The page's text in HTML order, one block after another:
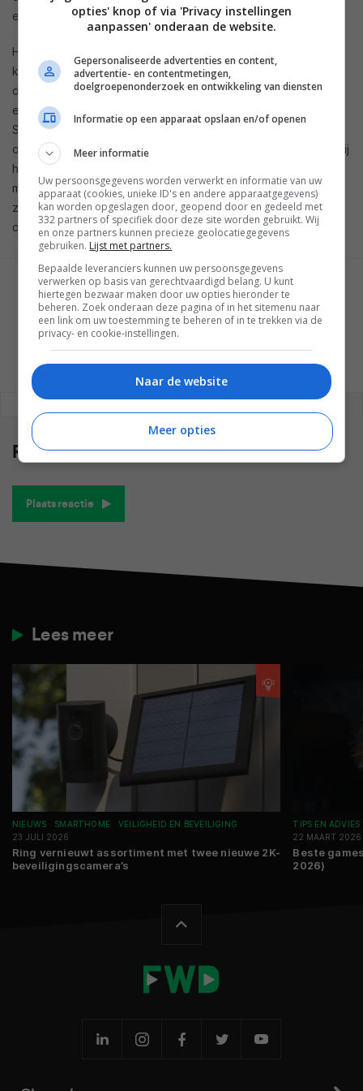
even met je enthousiasme tot het nieuws zeker is.
Het is verwarrend dat Samsung nu drie verschillende
klantenservices twee verschillende dingen laat zeggen en
dat moet frustrerend zijn voor Samsung Galaxy Note II-
eigenaars. Normaal gesproken is het zo dat nieuws vanuit
Samsung wel als waarheid aangenomen kan worden (als het
om hun eigen producten gaat), maar op dit moment weten wij
het ook niet zeker. Als je kijkt naar de specs van de Note II,
met z’n 2GB aan werkgeheugen en quadcore-processor, dan
zou het gewoon moeten kunnen. We houden de
ontwikkelingen in de gaten.
GESCHREVEN DOOR
WESLEY AKKERMAN
Reacties(0)
Plaats reactie
Lees meer
NIEUWS SMARTHOME
VEILIGHEID EN BEVEILIGING
23 JULI 2026
Ring vernieuwt assortiment met twee nieuwe 2K-
beveiligingscamera’s
TIPS EN ADVIES
22 MAART 2026
Beste
2026)
opties' knop of via 'Privacy instellingen
aanpassen' onderaan de website.
Gepersonaliseerde advertenties en content,
advertentie- en contentmetingen,
doelgroepenonderzoek en ontwikkeling van diensten
Informatie op een apparaat opslaan en/of openen
Meer informatie
Uw persoonsgegevens worden verwerkt en informatie van uw
apparaat (cookies, unieke ID's en andere apparaatgegevens)
kan worden opgeslagen door, geopend door en gedeeld met
332 partners of specifiek door deze site worden gebruikt. Wij
en onze partners kunnen precieze geolocatiegegevens
gebruiken. Lijst met partners.
Bepaalde leveranciers kunnen uw persoonsgegevens
verwerken op basis van gerechtvaardigd belang. U kunt
hiertegen bezwaar maken door uw opties hieronder te
beheren. Zoek onderaan deze pagina of in het sitemenu naar
een link om uw toestemming te beheren of in te trekken via de
privacy- en cookie-instellingen.
Naar de website
Meer opties